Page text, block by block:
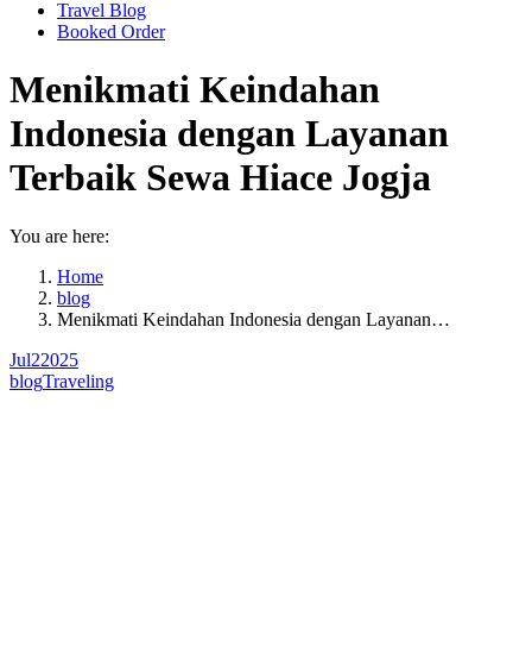
Travel Blog
Booked Order
Menikmati Keindahan
Indonesia dengan Layanan
Terbaik Sewa Hiace Jogja
You are here:
Home
blog
Menikmati Keindahan Indonesia dengan Layanan…
Jul22025
blogTraveling